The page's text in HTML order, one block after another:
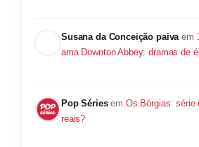
Susana da Conceição paiva em
ama Downton Abbey: dramas de
Pop Séries em Os Bórgias: série
reais?